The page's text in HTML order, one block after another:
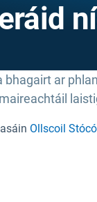
bhagairt ar
Ollscoil